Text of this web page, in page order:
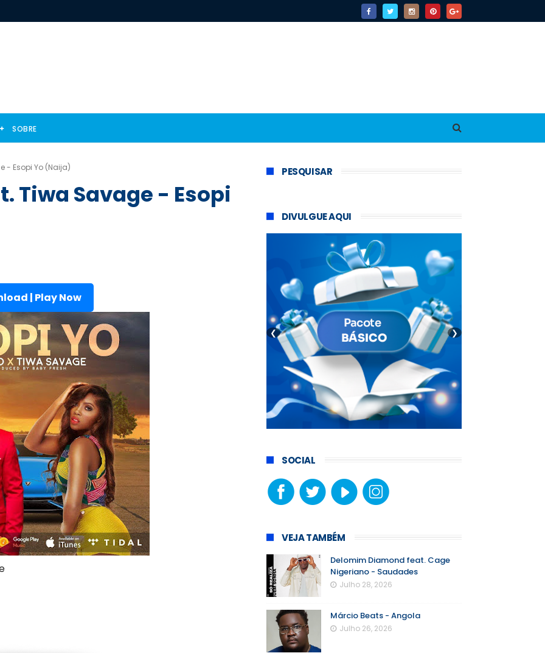
SOBRE
- Esopi Yo (Naija)
Tiwa Savage - Esopi
| Play Now
PESQUISAR
DIVULGUE AQUI
❮ ❯
SOCIAL
VEJA TAMBÉM
Delomim Diamond feat. Cage
Nigeriano - Saudades
Julho 28, 2026
Márcio Beats - Angola
Julho 26, 2026